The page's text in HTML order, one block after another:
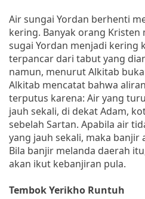
Air sungai Yordan berhenti
kering. Banyak orang Kristen
sugai Yordan menjadi kering
terpancar dari tabut yang
namun, menurut Alkitab
Alkitab mencatat bahwa
terputus karena: Air yang
jauh sekali, di dekat Adam,
sebelah Sartan. Apabila air
yang jauh sekali, maka banjir
Bila banjir melanda daerah
akan ikut kebanjiran pula.
Tembok Yerikho Runtuh